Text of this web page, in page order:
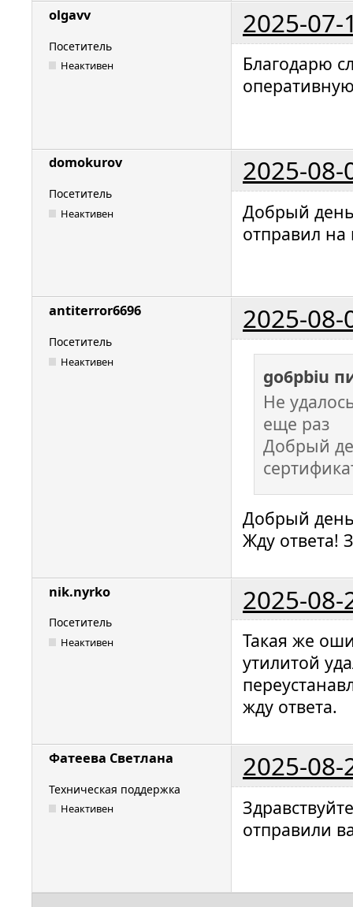
olgavv 2025-07-
Посетитель
Неактивен
Благодарю
domokurov 2025-08-
Посетитель
Неактивен
Добрый
отправил на
antiterror6696 2025-08-
Посетитель
Неактивен
go6pbiu
Не
еще раз
Добрый
Добрый
Жду ответа!
nik.nyrko 2025-08-
Посетитель
Неактивен
Такая же
утилитой
жду ответа.
Фатеева Светлана 2025-08-
Техническая поддержка
Неактивен
отправили